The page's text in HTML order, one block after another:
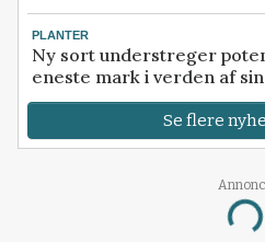
PLANTER
Ny sort understreger
eneste mark i verden af sin
Se flere